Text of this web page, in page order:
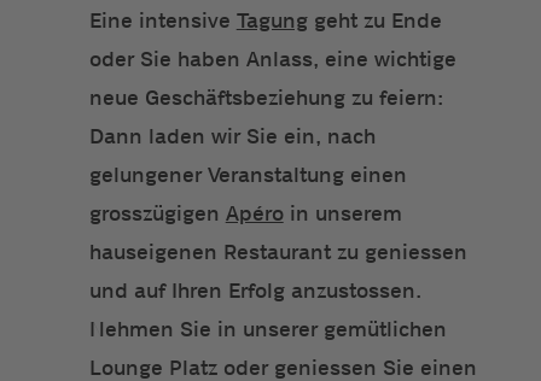
Eine intensive Tagunggeht zu Ende
oder Sie haben Anlass, eine wichtige
neue Geschäftsbeziehung zu feiern:
Dann laden wir Sie ein, nach
gelungener Veranstaltung einen
grosszügigen Apéroin unserem
hauseigenen Restaurant zu geniessen
und auf Ihren Erfolg anzustossen.
Nehmen Sie in unserer gemütlichen
Lounge Platz oder geniessen Sie einen